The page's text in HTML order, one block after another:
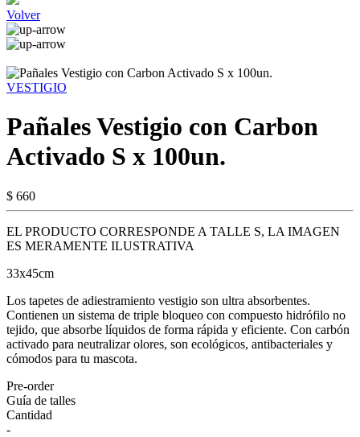
Volver
VESTIGIO
Pañales Vestigio con Carbon
Activado S x 100un.
$ 660
EL PRODUCTO CORRESPONDE A TALLE S, LA IMAGEN
ES MERAMENTE ILUSTRATIVA
33x45cm
Los tapetes de adiestramiento vestigio son ultra absorbentes.
Contienen un sistema de triple bloqueo con compuesto hidrófilo no
tejido, que absorbe líquidos de forma rápida y eficiente. Con carbón
activado para neutralizar olores, son ecológicos, antibacteriales y
cómodos para tu mascota.
Pre-order
Guía de talles
Cantidad
-